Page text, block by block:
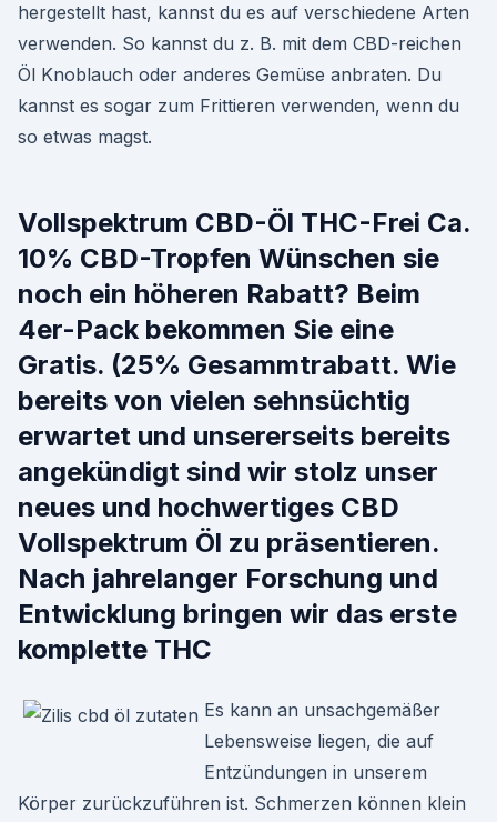
hergestellt hast, kannst du es auf verschiedene Arten
verwenden. So kannst du z. B. mit dem CBD-reichen
Öl Knoblauch oder anderes Gemüse anbraten. Du
kannst es sogar zum Frittieren verwenden, wenn du
so etwas magst.
Vollspektrum CBD-Öl THC-Frei Ca.
10% CBD-Tropfen Wünschen sie
noch ein höheren Rabatt? Beim
4er-Pack bekommen Sie eine
Gratis. (25% Gesammtrabatt. Wie
bereits von vielen sehnsüchtig
erwartet und unsererseits bereits
angekündigt sind wir stolz unser
neues und hochwertiges CBD
Vollspektrum Öl zu präsentieren.
Nach jahrelanger Forschung und
Entwicklung bringen wir das erste
komplette THC
Es kann an unsachgemäßer
Lebensweise liegen, die auf
Entzündungen in unserem
Körper zurückzuführen ist. Schmerzen können klein